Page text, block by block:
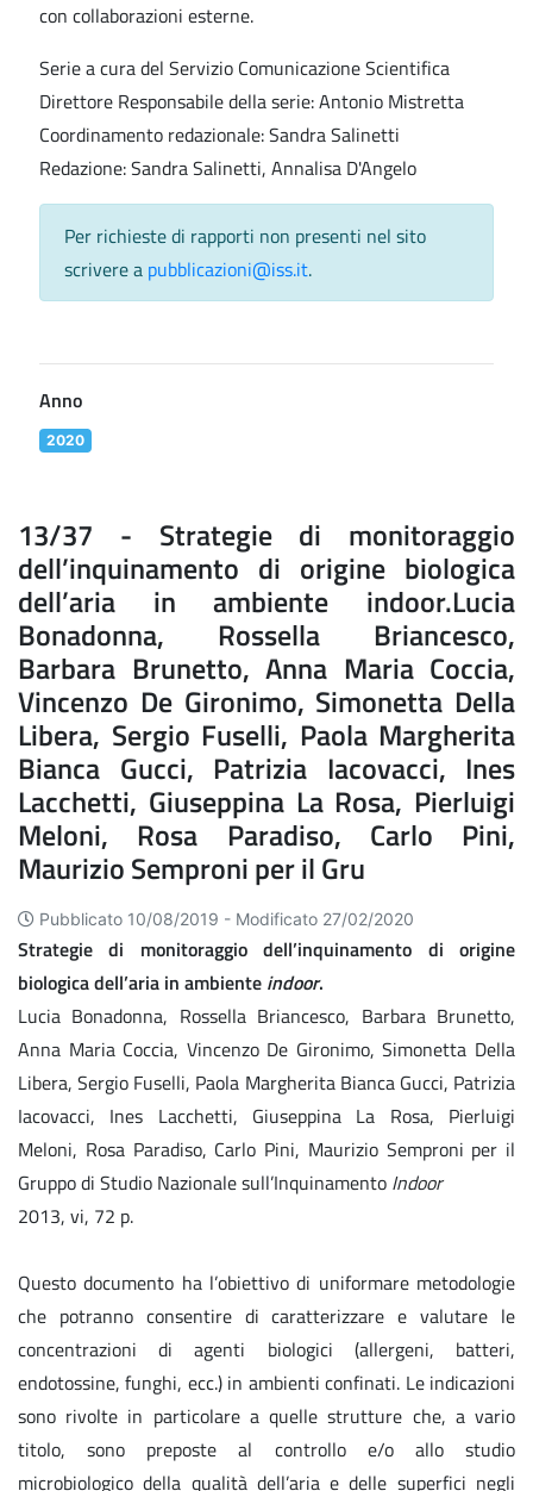
con collaborazioni esterne.
Serie a cura del Servizio Comunicazione Scientifica
Direttore Responsabile della serie: Antonio Mistretta
Coordinamento redazionale: Sandra Salinetti
Redazione: Sandra Salinetti, Annalisa D'Angelo
Per richieste di rapporti non presenti nel sito
scrivere a pubblicazioni@iss.it.
Anno
2020
13/37 - Strategie di monitoraggio
dell’inquinamento di origine biologica
dell’aria in ambiente indoor.Lucia
Bonadonna, Rossella Briancesco,
Barbara Brunetto, Anna Maria Coccia,
Vincenzo De Gironimo, Simonetta Della
Libera, Sergio Fuselli, Paola Margherita
Bianca Gucci, Patrizia Iacovacci, Ines
Lacchetti, Giuseppina La Rosa, Pierluigi
Meloni, Rosa Paradiso, Carlo Pini,
Maurizio Semproni per il Gru
Pubblicato 10/08/2019 - Modificato 27/02/2020
Strategie di monitoraggio dell’inquinamento di origine
biologica dell’aria in ambiente indoor.
Lucia Bonadonna, Rossella Briancesco, Barbara Brunetto,
Anna Maria Coccia, Vincenzo De Gironimo, Simonetta Della
Libera, Sergio Fuselli, Paola Margherita Bianca Gucci, Patrizia
Iacovacci, Ines Lacchetti, Giuseppina La Rosa, Pierluigi
Meloni, Rosa Paradiso, Carlo Pini, Maurizio Semproni per il
Gruppo di Studio Nazionale sull’Inquinamento Indoor
2013, vi, 72 p.
Questo documento ha l’obiettivo di uniformare metodologie
che potranno consentire di caratterizzare e valutare le
concentrazioni di agenti biologici (allergeni, batteri,
endotossine, funghi, ecc.) in ambienti confinati. Le indicazioni
sono rivolte in particolare a quelle strutture che, a vario
titolo, sono preposte al controllo e/o allo studio
microbiologico della qualità dell’aria e delle superfici negli